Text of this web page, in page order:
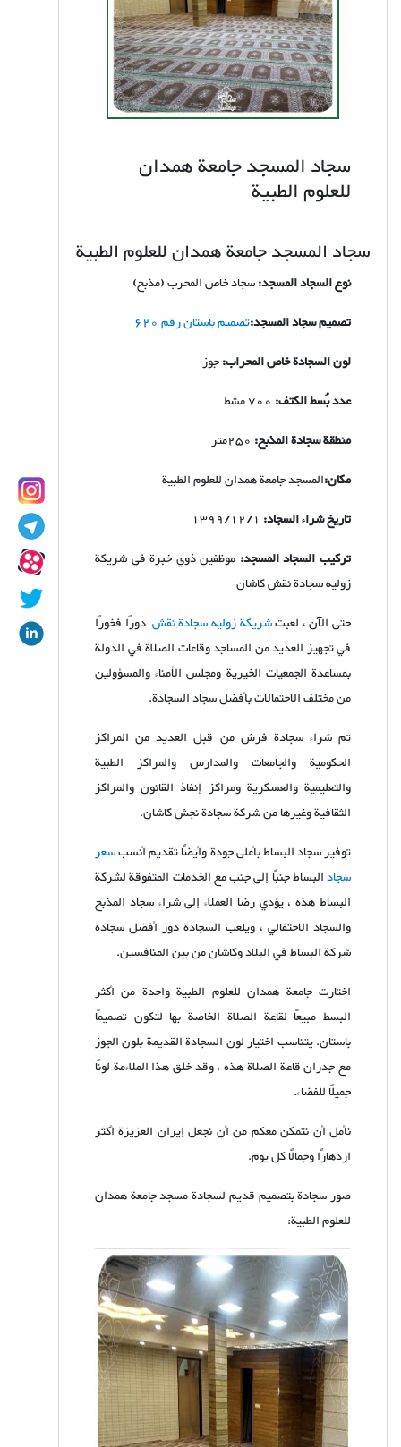
سجاد المسجد جامعة همدان
للعلوم الطبية
سجاد المسجد جامعة همدان للعلوم الطبية
نوع السجاد المسجد:سجاد خاص المحرب (مذبح)
تصمیم سجاد المسجد:تصمیم باستان رقم 620
لون السجادة خاص المحراب:جوز
عدد بُسط الكتف: 700 مشط
منطقة سجادة المذبح:
مكان:المسجد جامعة همدان للعلوم الطبية
تاريخ شراء السجاد: 1399/12/1
تركيب السجاد المسجد: موظفين ذوي خبرة في شریكة
زولیه سجادة نقش كاشان
حتى الآن ، لعبتشریكة زولیه سجادة نقش دورًا فخورًا
في تجهيز العديد من المساجد وقاعات الصلاة في الدولة
بمساعدة الجمعيات الخيرية ومجلس الأمناء والمسؤولين
من مختلف الاحتمالات بأفضل سجاد السجادة.
تم شراء سجادة فرش من قبل العديد من المراكز
الحكومية والجامعات والمدارس والمراكز الطبية
والتعليمية والعسكرية ومراكز إنفاذ القانون والمراكز
الثقافية وغيرها من شركة سجادة نجش كاشان.
توفير سجاد البساط بأعلى جودة وأيضًا تقديم أنسبسعر
سجادالبساط جنبًا إلى جنب مع الخدمات المتفوقة لشركة
البساط هذه ، يؤدي رضا العملاء إلى شراء سجاد المذبح
والسجاد الاحتفالي ، ويلعب السجادة دور أفضل سجادة
شركة البساط في البلاد وكاشان من بين المنافسين.
اختارت جامعة همدان للعلوم الطبية واحدة من أكثر
البسط مبيعًا لقاعة الصلاة الخاصة بها لتكون تصميمًا
باستان. يتناسب اختيار لون السجادة القديمة بلون الجوز
مع جدران قاعة الصلاة هذه ، وقد خلق هذا الملاءمة لونًا
جميلًا للفضاء.
نأمل أن نتمكن معكم من أن نجعل إيران العزيزة أكثر
ازدهارًا وجمالًا كل يوم.
صور سجادة بتصميم قديم لسجادة مسجد جامعة همدان
للعلوم الطبية: